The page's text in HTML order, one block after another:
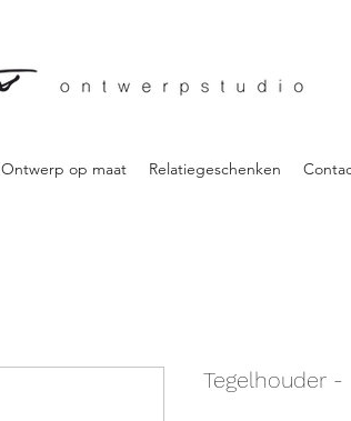
Ontwerp op maat Relatiegeschenken
Tegelhouder